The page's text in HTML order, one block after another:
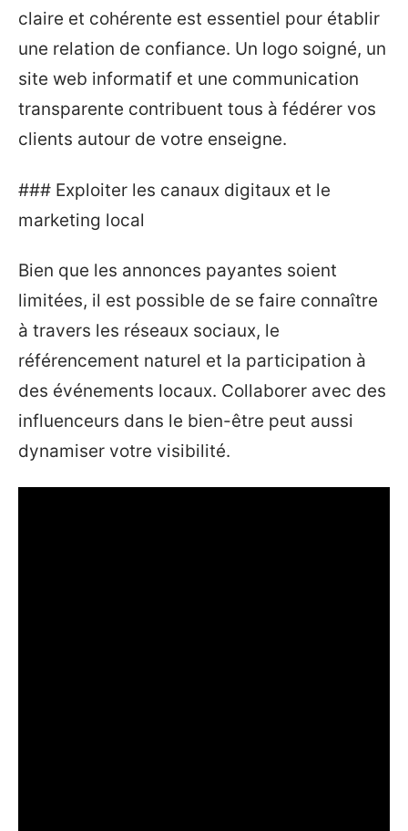
claire et cohérente est essentiel pour établir
une relation de confiance. Un logo soigné, un
site web informatif et une communication
transparente contribuent tous à fédérer vos
clients autour de votre enseigne.
### Exploiter les canaux digitaux et le
marketing local
Bien que les annonces payantes soient
limitées, il est possible de se faire connaître
à travers les réseaux sociaux, le
référencement naturel et la participation à
des événements locaux. Collaborer avec des
influenceurs dans le bien-être peut aussi
dynamiser votre visibilité.